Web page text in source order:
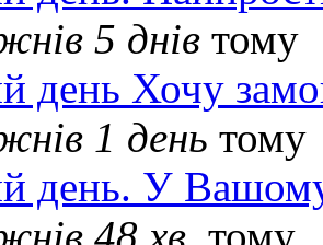
5 днів тому
день Хочу
1 день тому
день. У Вашому
48 хв. тому